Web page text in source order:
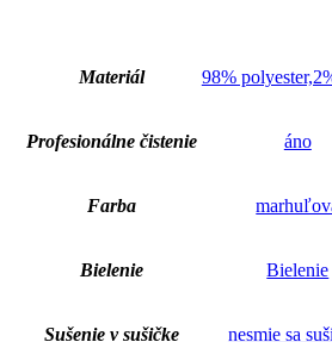
Materiál 98%
Profesionálne čistenie áno
Farba
Bielenie Bielenie
Sušenie v sušičke nesmie sa